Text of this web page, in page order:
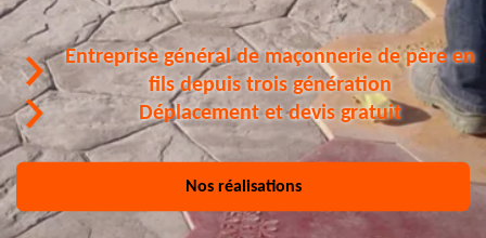
Entreprise général de maçonnerie de père en
fils depuis trois génération
Déplacement et devis gratuit
Nos réalisations